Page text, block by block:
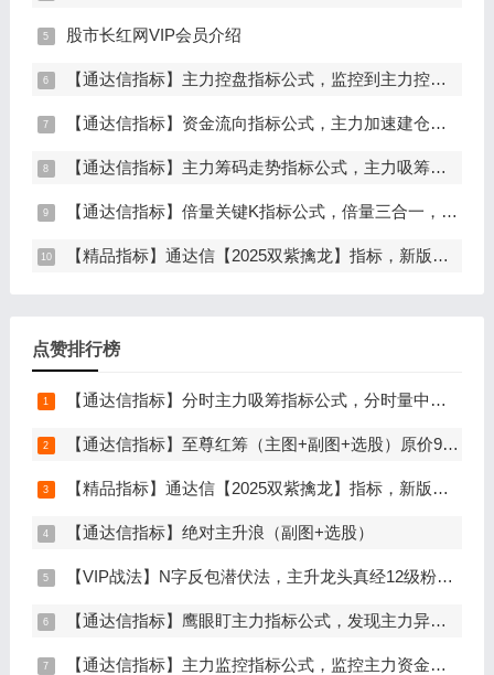
股市长红网VIP会员介绍
【通达信指标】主力控盘指标公式，监控到主力控盘时间越长，后期爆发力越大（副图+选股）
【通达信指标】资金流向指标公式，主力加速建仓（副图+选股）
【通达信指标】主力筹码走势指标公式，主力吸筹，筹码集中度解析，挖掘大资金信号（副图+选股）
【通达信指标】倍量关键K指标公式，倍量三合一，关键起涨K线（主图+副图+选股）
【精品指标】通达信【2025双紫擒龙】指标，新版主图、副图、选股，主力吸筹套装，手机电脑通达信通用
点赞排行榜
【通达信指标】分时主力吸筹指标公式，分时量中显主力（分时副图）
【通达信指标】至尊红筹（主图+副图+选股）原价9999元的全套指标
【精品指标】通达信【2025双紫擒龙】指标，新版主图、副图、选股，主力吸筹套装，手机电脑通达信通用
【通达信指标】绝对主升浪（副图+选股）
【VIP战法】N字反包潜伏法，主升龙头真经12级粉丝专属战法，节点潜伏
【通达信指标】鹰眼盯主力指标公式，发现主力异动资金（副图+选股）
【通达信指标】主力监控指标公式，监控主力资金和筹码异动（副图+选股）